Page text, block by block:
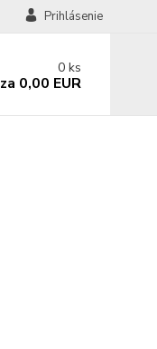
Prihlásenie
0 ks
za 0,00 EUR